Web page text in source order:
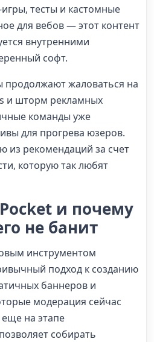
тесты и кастомные
для вебов — этот контент
внутренними
софт.
продолжают жаловаться на
и шторм рекламных
команды уже
для прогрева юзеров.
из рекомендаций за счет
которую так любят
и почему
не банит
инструментом
подход к созданию
баннеров и
модерация сейчас
на этапе
собирать